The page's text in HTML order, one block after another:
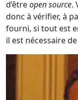
d’êtreopen source.
donc à vérifier, à
fourni, si tout est
il est nécessaire